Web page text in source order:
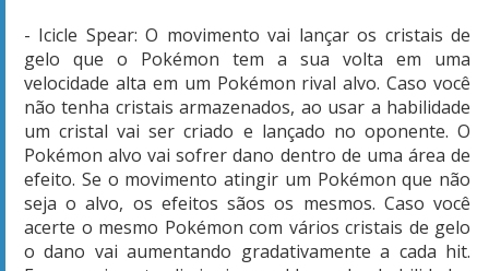
- Icicle Spear: O movimento vai lançar os cristais de
gelo que o Pokémon tem a sua volta em uma
velocidade alta em um Pokémon rival alvo. Caso você
não tenha cristais armazenados, ao usar a habilidade
um cristal vai ser criado e lançado no oponente. O
Pokémon alvo vai sofrer dano dentro de uma área de
efeito. Se o movimento atingir um Pokémon que não
seja o alvo, os efeitos sãos os mesmos. Caso você
acerte o mesmo Pokémon com vários cristais de gelo
o dano vai aumentando gradativamente a cada hit.